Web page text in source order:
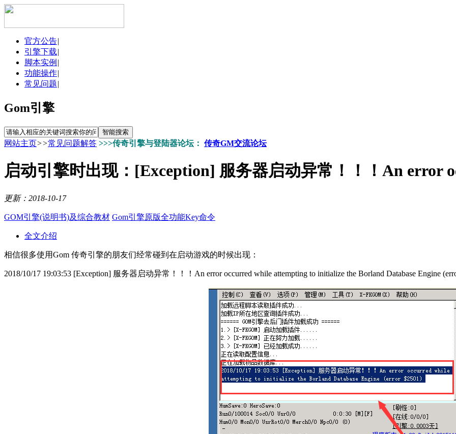
官方公告|
引擎下载|
脚本实例 |
功能操作|
常见问题|
Gom引擎
网站主页>>常见问题解答 >>>传奇引擎与登陆器论坛： 传奇GM交流论坛
启动引擎时出现：[Exception] 服务器启动异常！！！An error
更新：2018-10-17
GOM引擎(说明书)及综合教材 Gom引擎原版全功能Key命令
全文介绍
相信很多使用Gom 传奇引擎的朋友们经常碰到在启动游戏的时候出现：
2018/10/17 19:03:53 [Exception] 服务器启动异常！！！An error occurred while attempting to initialize the Borland Database Engine